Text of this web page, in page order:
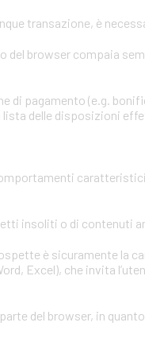
transazione, è
del browser compaia
di pagamento (e.g.
delle disposizioni
insoliti o di contenuti
è sicuramente
Excel), che invita
del browser, in